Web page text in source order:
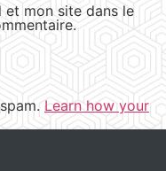
et mon site dans le
Learn how your